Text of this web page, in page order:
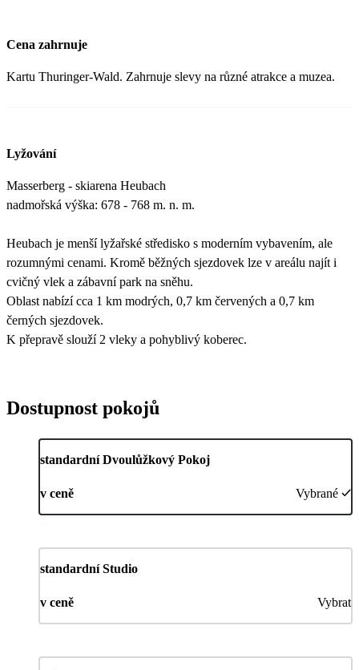
Cena zahrnuje
Kartu Thuringer-Wald. Zahrnuje slevy na různé atrakce a muzea.
Lyžování
Masserberg - skiarena Heubach
nadmořská výška: 678 - 768 m. n. m.
Heubach je menší lyžařské středisko s moderním vybavením, ale
rozumnými cenami. Kromě běžných sjezdovek lze v areálu najít i
cvičný vlek a zábavní park na sněhu.
Oblast nabízí cca 1 km modrých, 0,7 km červených a 0,7 km
černých sjezdovek.
K přepravě slouží 2 vleky a pohyblivý koberec.
Dostupnost pokojů
standardní Dvoulůžkový Pokoj
v ceně Vybrané
standardní Studio
v ceně Vybrat